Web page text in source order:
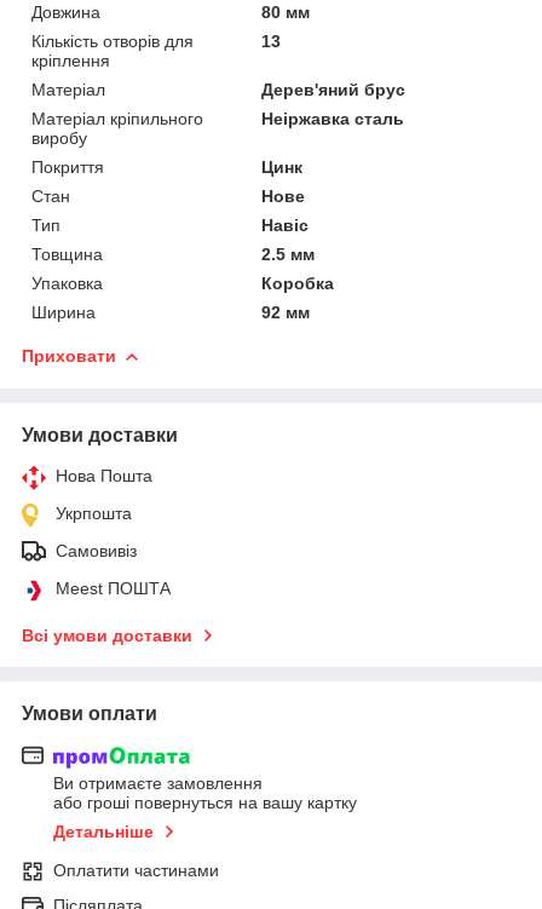
Довжина
80 мм
Кількість отворів для
кріплення
13
Матеріал
Дерев'яний брус
Матеріал кріпильного
виробу
Неіржавка сталь
Покриття
Цинк
Стан
Нове
Тип
Навіс
Товщина
2.5 мм
Упаковка
Коробка
Ширина
92 мм
Приховати
Умови доставки
Нова Пошта
Укрпошта
Самовивіз
Meest ПОШТА
Всі умови доставки
Умови оплати
Ви отримаєте замовлення
або гроші повернуться на вашу картку
Детальніше
Оплатити частинами